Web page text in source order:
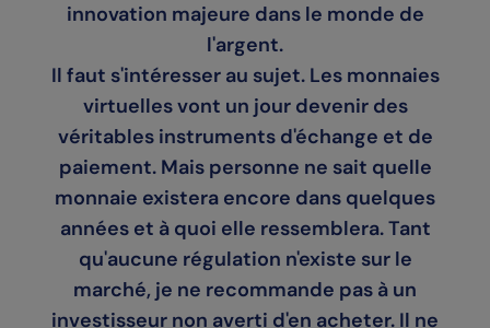
innovation majeure dans le monde de
l'argent.
Il faut s'intéresser au sujet. Les monnaies
virtuelles vont un jour devenir des
véritables instruments d'échange et de
paiement. Mais personne ne sait quelle
monnaie existera encore dans quelques
années et à quoi elle ressemblera. Tant
qu'aucune régulation n'existe sur le
marché, je ne recommande pas à un
investisseur non averti d'en acheter. Il ne